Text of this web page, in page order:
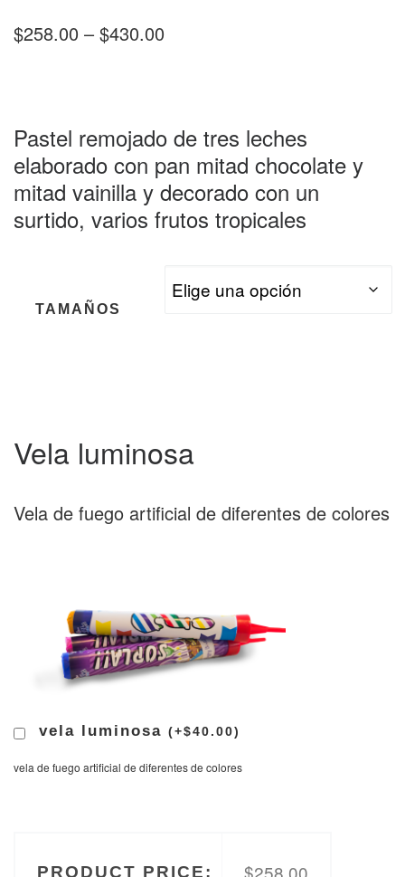
$258.00 – $430.00
Pastel remojado de tres leches
elaborado con pan mitad chocolate y
mitad vainilla y decorado con un
surtido, varios frutos tropicales
TAMAÑOS
Vela luminosa
Vela de fuego artificial de diferentes de colores
vela luminosa (+$40.00)
vela de fuego artificial de diferentes de colores
PRODUCT PRICE: $258.00